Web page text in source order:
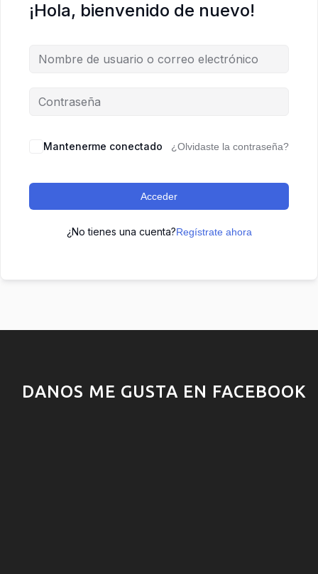
¡Hola, bienvenido de nuevo!
Mantenerme conectado ¿Olvidaste la contraseña?
Acceder
¿No tienes una cuenta?Regístrate ahora
DANOS ME GUSTA EN FACEBOOK